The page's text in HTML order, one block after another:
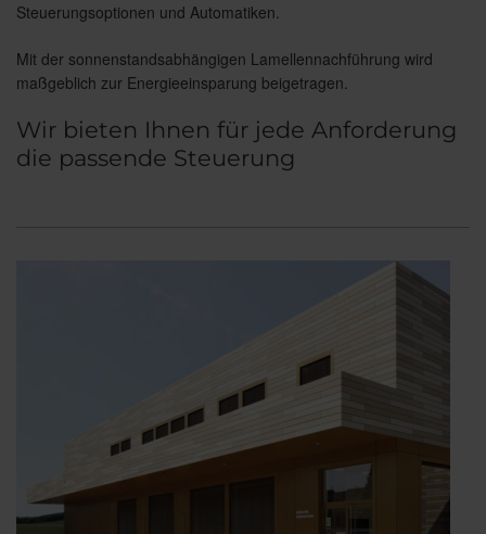
Steuerungsoptionen und Automatiken.
Mit der sonnenstandsabhängigen Lamellennachführung wird
maßgeblich zur Energieeinsparung beigetragen.
Wir bieten Ihnen für jede Anforderung
die passende Steuerung